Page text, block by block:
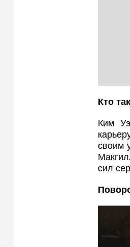
Кто
Ким
своим
сил